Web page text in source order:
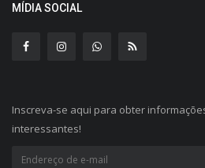
MÍDIA SOCIAL
Inscreva-se aqui para obter
interessantes!